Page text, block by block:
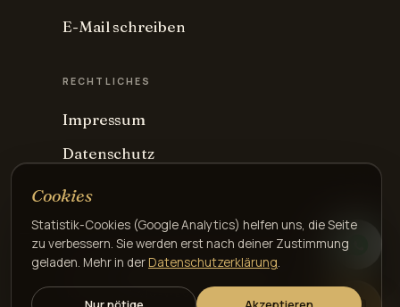
E-Mail schreiben
RECHTLICHES
Impressum
Datenschutz
© 2026 FRANZ ZIMMERMANN · AGENTUR
KÖNIG-LUDWIG-WEG 21 · 87459 PFRONTEN ·
Cookies
Statistik-Cookies (Google Analytics) helfen uns, die Seite
zu verbessern. Sie werden erst nach deiner Zustimmung
geladen. Mehr in der Datenschutzerklärung.